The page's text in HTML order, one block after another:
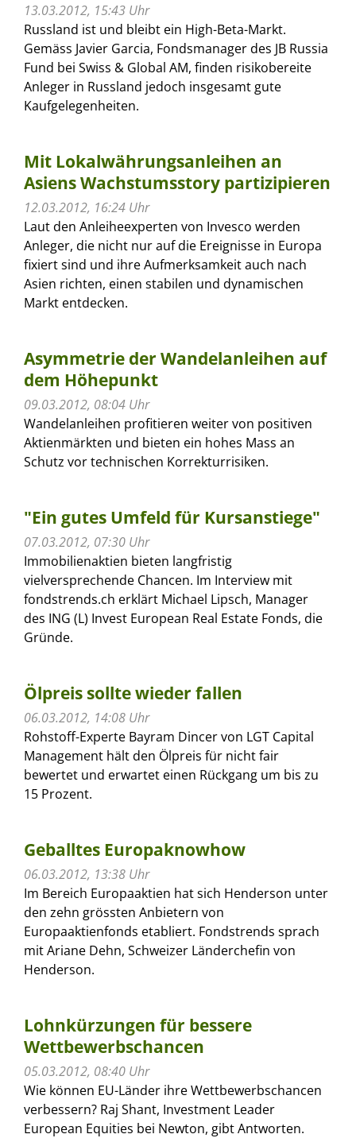
13.03.2012, 15:43 Uhr
Russland ist und bleibt ein High-Beta-Markt.
Gemäss Javier Garcia, Fondsmanager des JB Russia
Fund bei Swiss & Global AM, finden risikobereite
Anleger in Russland jedoch insgesamt gute
Kaufgelegenheiten.
Mit Lokalwährungsanleihen an
Asiens Wachstumsstory partizipieren
12.03.2012, 16:24 Uhr
Laut den Anleiheexperten von Invesco werden
Anleger, die nicht nur auf die Ereignisse in Europa
fixiert sind und ihre Aufmerksamkeit auch nach
Asien richten, einen stabilen und dynamischen
Markt entdecken.
Asymmetrie der Wandelanleihen auf
dem Höhepunkt
09.03.2012, 08:04 Uhr
Wandelanleihen profitieren weiter von positiven
Aktienmärkten und bieten ein hohes Mass an
Schutz vor technischen Korrekturrisiken.
"Ein gutes Umfeld für Kursanstiege"
07.03.2012, 07:30 Uhr
Immobilienaktien bieten langfristig
vielversprechende Chancen. Im Interview mit
fondstrends.ch erklärt Michael Lipsch, Manager
des ING (L) Invest European Real Estate Fonds, die
Gründe.
Ölpreis sollte wieder fallen
06.03.2012, 14:08 Uhr
Rohstoff-Experte Bayram Dincer von LGT Capital
Management hält den Ölpreis für nicht fair
bewertet und erwartet einen Rückgang um bis zu
15 Prozent.
Geballtes Europaknowhow
06.03.2012, 13:38 Uhr
Im Bereich Europaaktien hat sich Henderson unter
den zehn grössten Anbietern von
Europaaktienfonds etabliert. Fondstrends sprach
mit Ariane Dehn, Schweizer Länderchefin von
Henderson.
Lohnkürzungen für bessere
Wettbewerbschancen
05.03.2012, 08:40 Uhr
Wie können EU-Länder ihre Wettbewerbschancen
verbessern? Raj Shant, Investment Leader
European Equities bei Newton, gibt Antworten.